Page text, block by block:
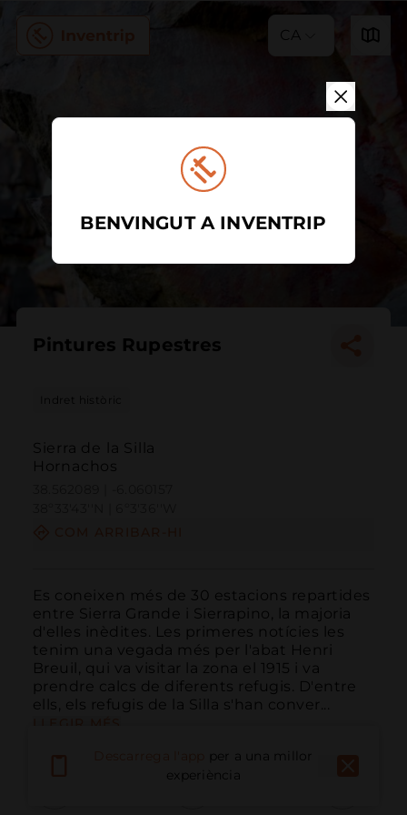
CA
Pintures Rupestres
Indret històric
Sierra de la Silla
Hornachos
Es coneixen més de 30 estacions repartides
entre Sierra Grande i Sierrapino, la majoria
d'elles inèdites. Les primeres notícies les
tenim una vegada més per l'abat Henri
Breuil, qui va visitar la zona el 1915 i va
prendre calcs de diferents refugis. D'entre
ells, els refugis de la Silla s'han conver...
per a una millor
experiència
BENVINGUT A INVENTRIP